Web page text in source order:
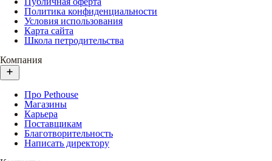
Политика конфиденциальности
Условия использования
Карта сайта
Школа петродительства
Компания
Про Pethouse
Магазины
Карьера
Поставщикам
Благотворительность
Написать директору